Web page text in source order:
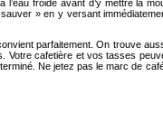
froide avant d’y mettre la
» en y versant
parfaitement. On trouve
Votre cafetière et vos tasses
Ne jetez pas le marc de